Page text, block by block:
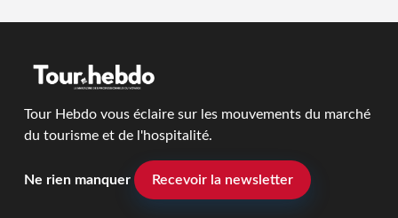
Tour Hebdo vous éclaire sur les mouvements du marché
du tourisme et de l'hospitalité.
Ne rien manquer Recevoir la newsletter